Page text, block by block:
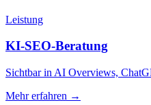
Leistung
KI-SEO-Beratung
Sichtbar in AI Overviews,
Mehr erfahren →